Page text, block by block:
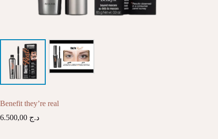
Benefit they’re real
د.ج